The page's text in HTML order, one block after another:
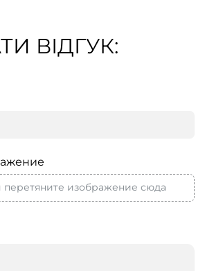
ВІДГУК:
перетяните изображение сюда